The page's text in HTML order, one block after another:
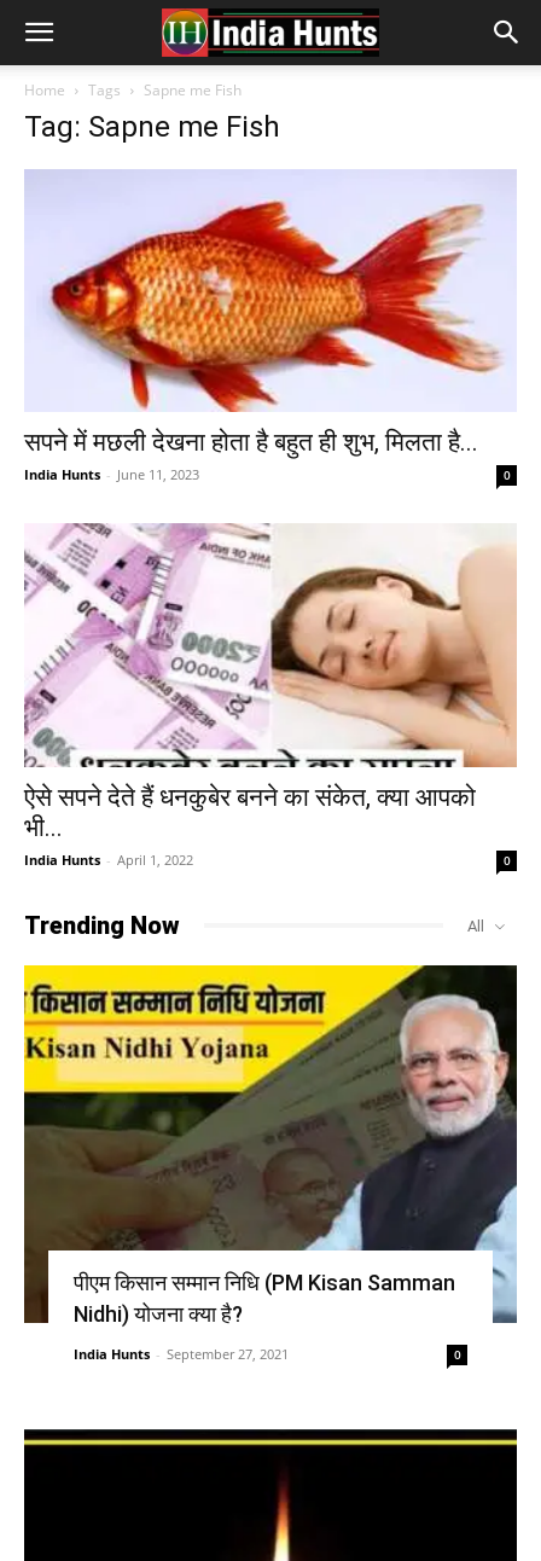
Home Tags Sapne me Fish
Tag: Sapne me Fish
सपने में मछली देखना होता है बहुत ही शुभ, मिलता है...
India Hunts - June 11, 2023 0
ऐसे सपने देते हैं धनकुबेर बनने का संकेत, क्या आपको
भी...
India Hunts - April 1, 2022 0
Trending Now All
पीएम किसान सम्मान निधि (PM Kisan Samman
Nidhi) योजना क्या है?
India Hunts - September 27, 2021 0